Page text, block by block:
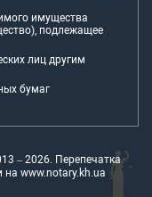
имущества
подлежащее
лиц другим
бумаг
– 2026. Перепечатка
на www.notary.kh.ua